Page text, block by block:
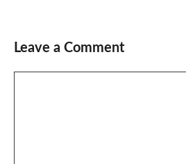
Leave a Comment